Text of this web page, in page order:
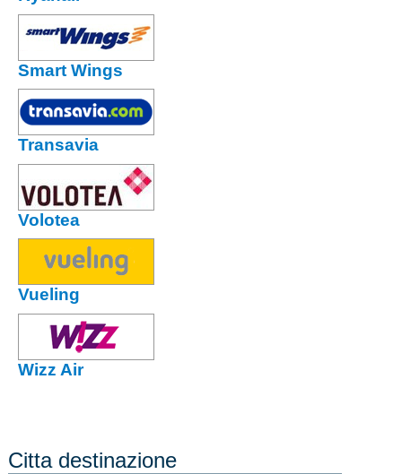
Smart Wings
Transavia
Volotea
Vueling
Wizz Air
Citta destinazione